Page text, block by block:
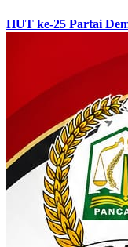
HUT ke-25 Partai